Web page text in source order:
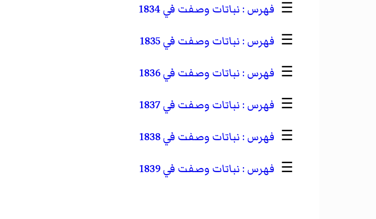
☰
نباتات وصفت في 1834
☰
نباتات وصفت في 1835
☰
نباتات وصفت في 1836
☰
نباتات وصفت في 1837
☰
نباتات وصفت في 1838
☰
نباتات وصفت في 1839